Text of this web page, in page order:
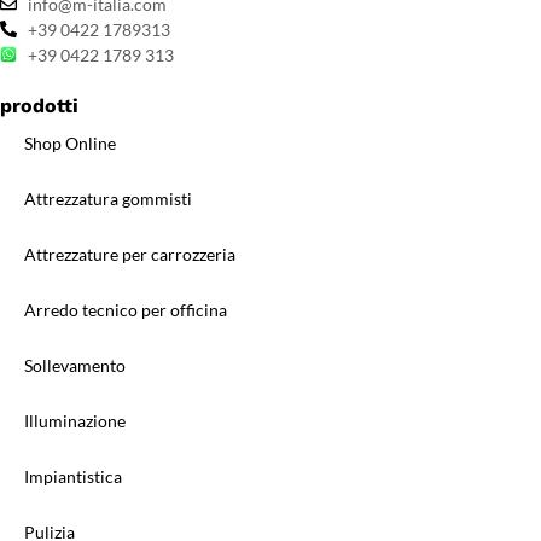
info@m-italia.com
+39 0422 1789313
+39 0422 1789 313
prodotti
Shop Online
Attrezzatura gommisti
Attrezzature per carrozzeria
Arredo tecnico per officina
Sollevamento
Illuminazione
Impiantistica
Pulizia